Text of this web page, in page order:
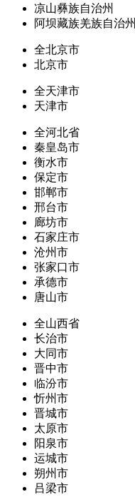
凉山彝族自治州
阿坝藏族羌族自治州
全北京市
北京市
全天津市
天津市
全河北省
秦皇岛市
衡水市
保定市
邯郸市
邢台市
廊坊市
石家庄市
沧州市
张家口市
承德市
唐山市
全山西省
长治市
大同市
晋中市
临汾市
忻州市
晋城市
太原市
阳泉市
运城市
朔州市
吕梁市